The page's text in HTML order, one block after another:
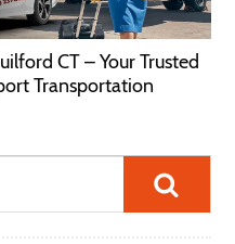
CT – Your Trusted
Transportation